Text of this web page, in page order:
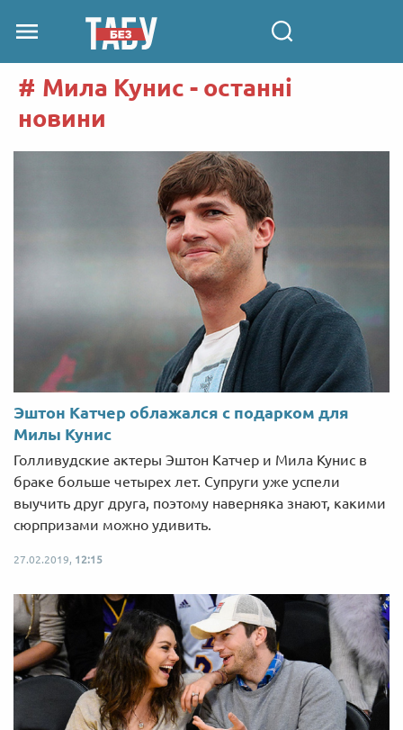
Мила Кунис - останні
новини
Эштон Катчер облажался с подарком для
Милы Кунис
Голливудские актеры Эштон Катчер и Мила Кунис в
браке больше четырех лет. Супруги уже успели
выучить друг друга, поэтому наверняка знают, какими
сюрпризами можно удивить.
27.02.2019, 12:15